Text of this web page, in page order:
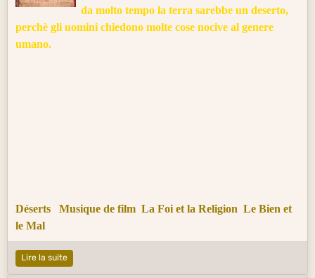
da molto tempo la terra sarebbe un deserto,
perchè gli uomini chiedono molte cose nocive al genere
umano.
Déserts Musique de film La Foi et la Religion Le Bien et
le Mal
Lire la suite